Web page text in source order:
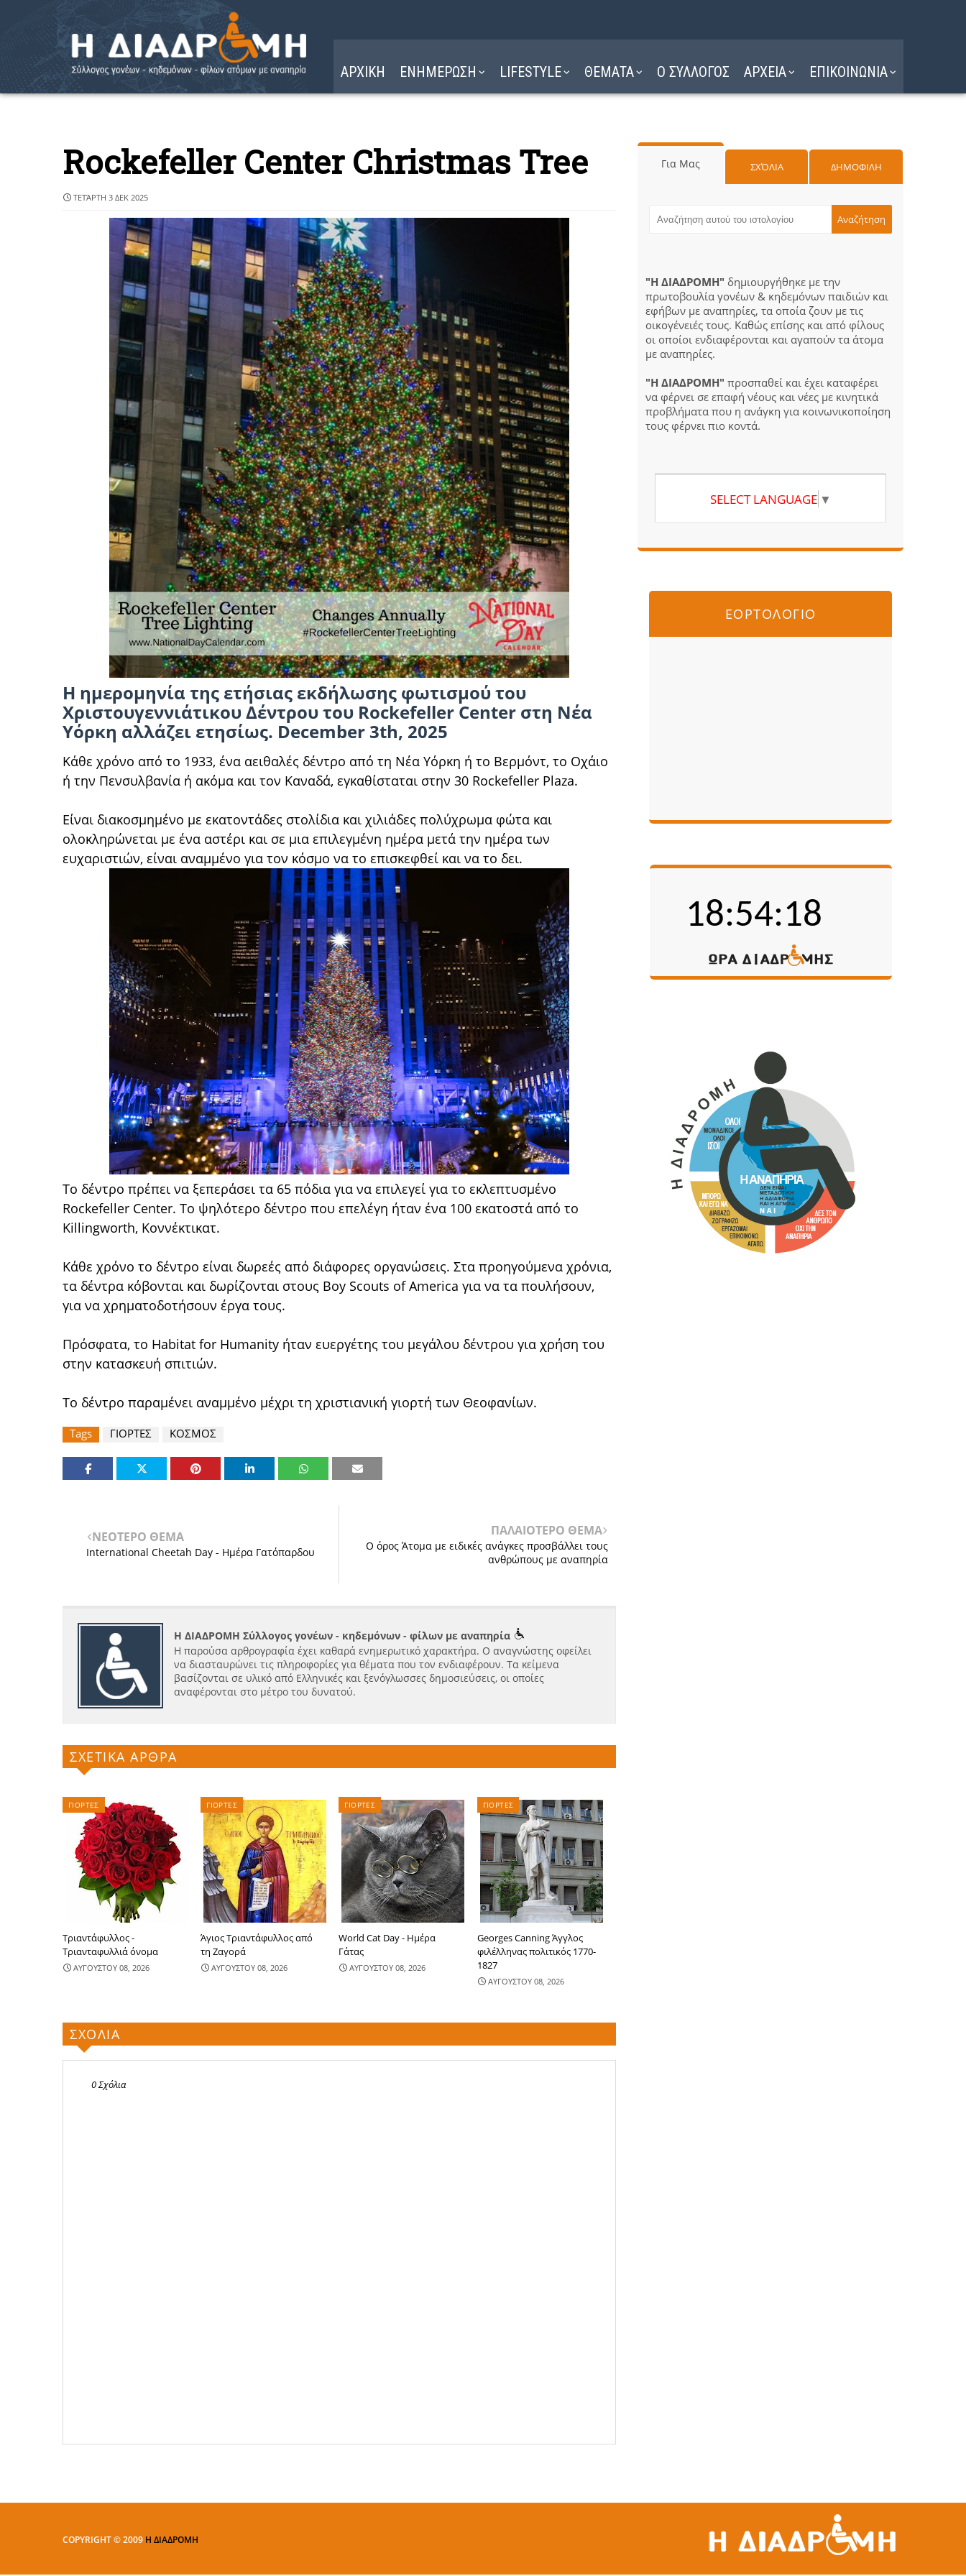
ΑΡΧΙΚΗ ΕΝΗΜΕΡΩΣΗ LIFESTYLE ΘΕΜΑΤΑ Ο ΣΥΛΛΟΓΟΣ ΑΡΧΕΙΑ ΕΠΙΚΟΙΝΩΝΙΑ
Rockefeller Center Christmas Tree
ΤΕΤΆΡΤΗ 3 ΔΕΚ 2025
Η ημερομηνία της ετήσιας εκδήλωσης φωτισμού του
Χριστουγεννιάτικου Δέντρου του Rockefeller Center στη Νέα
Υόρκη αλλάζει ετησίως. December 3th, 2025
Κάθε χρόνο από το 1933, ένα αειθαλές δέντρο από τη Νέα Υόρκη ή το Βερμόντ, το Οχάιο
ή την Πενσυλβανία ή ακόμα και τον Καναδά, εγκαθίσταται στην 30 Rockefeller Plaza.
Είναι διακοσμημένο με εκατοντάδες στολίδια και χιλιάδες πολύχρωμα φώτα και
ολοκληρώνεται με ένα αστέρι και σε μια επιλεγμένη ημέρα μετά την ημέρα των
ευχαριστιών, είναι αναμμένο για τον κόσμο να το επισκεφθεί και να το δει.
Το δέντρο πρέπει να ξεπεράσει τα 65 πόδια για να επιλεγεί για το εκλεπτυσμένο
Rockefeller Center. Το ψηλότερο δέντρο που επελέγη ήταν ένα 100 εκατοστά από το
Killingworth, Κοννέκτικατ.
Κάθε χρόνο το δέντρο είναι δωρεές από διάφορες οργανώσεις. Στα προηγούμενα χρόνια,
τα δέντρα κόβονται και δωρίζονται στους Boy Scouts of America για να τα πουλήσουν,
για να χρηματοδοτήσουν έργα τους.
Πρόσφατα, το Habitat for Humanity ήταν ευεργέτης του μεγάλου δέντρου για χρήση του
στην κατασκευή σπιτιών.
Το δέντρο παραμένει αναμμένο μέχρι τη χριστιανική γιορτή των Θεοφανίων.
Tags ΓΙΟΡΤΕΣ ΚΟΣΜΟΣ
ΝΕΟΤΕΡΟ ΘΕΜΑ
International Cheetah Day - Ημέρα Γατόπαρδου
ΠΑΛΑΙΟΤΕΡΟ ΘΕΜΑ
Ο όρος Άτομα με ειδικές ανάγκες προσβάλλει τους
ανθρώπους με αναπηρία
Η ΔΙΑΔΡΟΜΗ Σύλλογος γονέων - κηδεμόνων - φίλων με αναπηρία
Η παρούσα αρθρογραφία έχει καθαρά ενημερωτικό χαρακτήρα. Ο αναγνώστης οφείλει
να διασταυρώνει τις πληροφορίες για θέματα που τον ενδιαφέρουν. Τα κείμενα
βασίζονται σε υλικό από Ελληνικές και ξενόγλωσσες δημοσιεύσεις, οι οποίες
αναφέρονται στο μέτρο του δυνατού.
ΣΧΕΤΙΚΑ ΑΡΘΡΑ
ΓΙΟΡΤΕΣ
Τριαντάφυλλος -
Τριανταφυλλιά όνομα
ΑΥΓΟΥΣΤΟΥ 08, 2026
ΓΙΟΡΤΕΣ
Άγιος Τριαντάφυλλος από
τη Ζαγορά
ΑΥΓΟΥΣΤΟΥ 08, 2026
ΓΙΟΡΤΕΣ
World Cat Day - Ημέρα
Γάτας
ΑΥΓΟΥΣΤΟΥ 08, 2026
ΓΙΟΡΤΕΣ
Georges Canning Άγγλος
φιλέλληνας πολιτικός 1770-
1827
ΑΥΓΟΥΣΤΟΥ 08, 2026
ΣΧΟΛΙΑ
0 Σχόλια
Για Μας ΣΧΌΛΙΑ ΔΗΜΟΦΙΛΗ
"Η ΔΙΑΔΡΟΜΗ" δημιουργήθηκε με την
πρωτοβουλία γονέων & κηδεμόνων παιδιών και
εφήβων με αναπηρίες, τα οποία ζουν με τις
οικογένειές τους. Καθώς επίσης και από φίλους
οι οποίοι ενδιαφέρονται και αγαπούν τα άτομα
με αναπηρίες.
"Η ΔΙΑΔΡΟΜΗ" προσπαθεί και έχει καταφέρει
να φέρνει σε επαφή νέους και νέες με κινητικά
προβλήματα που η ανάγκη για κοινωνικοποίηση
τους φέρνει πιο κοντά.
SELECT LANGUAGE ▼
ΕΟΡΤΟΛΟΓΙΟ
COPYRIGHT © 2009 Η ΔΙΑΔΡΟΜΗ